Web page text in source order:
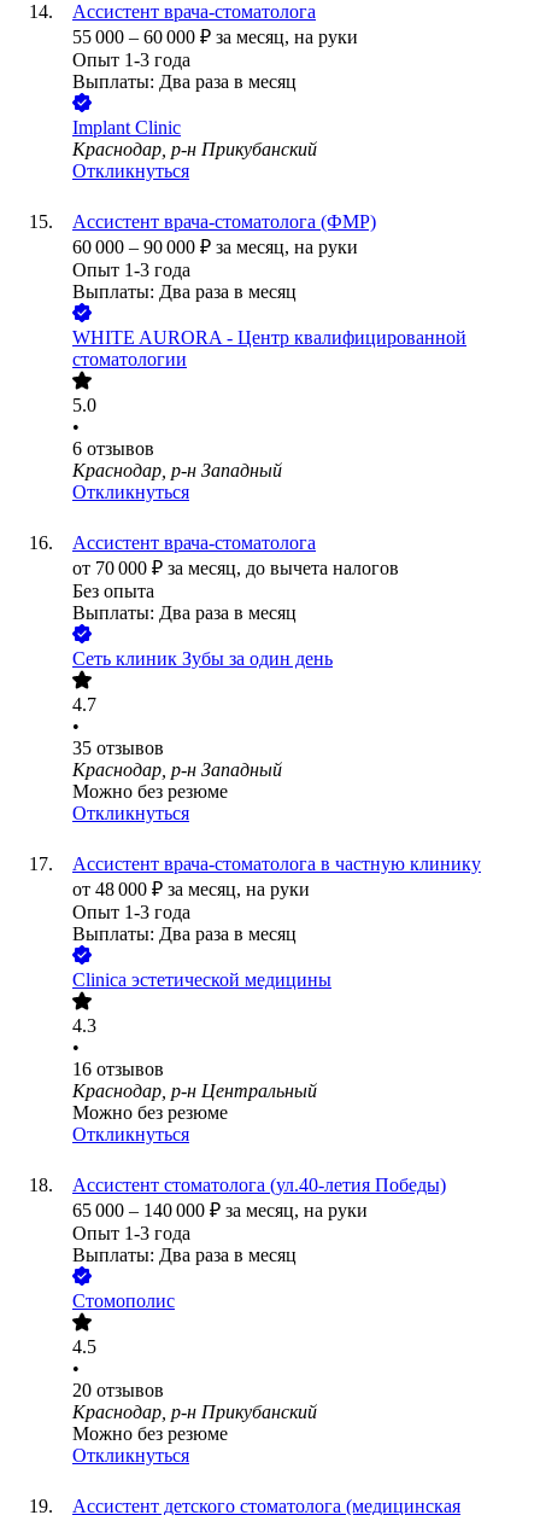
Ассистент врача-стоматолога
55 000 – 60 000 ₽ за месяц, на руки
Опыт 1-3 года
Выплаты: Два раза в месяц
Implant Clinic
Краснодар, р-н Прикубанский
Откликнуться
Ассистент врача-стоматолога (ФМР)
60 000 – 90 000 ₽ за месяц, на руки
Опыт 1-3 года
Выплаты: Два раза в месяц
WHITE AURORA - Центр квалифицированной
стоматологии
5.0
•
6 отзывов
Краснодар, р-н Западный
Откликнуться
Ассистент врача-стоматолога
от 70 000 ₽ за месяц, до вычета налогов
Без опыта
Выплаты: Два раза в месяц
Сеть клиник Зубы за один день
4.7
•
35 отзывов
Краснодар, р-н Западный
Можно без резюме
Откликнуться
Ассистент врача-стоматолога в частную клинику
от 48 000 ₽ за месяц, на руки
Опыт 1-3 года
Выплаты: Два раза в месяц
Clinica эстетической медицины
4.3
•
16 отзывов
Краснодар, р-н Центральный
Можно без резюме
Откликнуться
Ассистент стоматолога (ул.40-летия Победы)
65 000 – 140 000 ₽ за месяц, на руки
Опыт 1-3 года
Выплаты: Два раза в месяц
Стомополис
4.5
•
20 отзывов
Краснодар, р-н Прикубанский
Можно без резюме
Откликнуться
Ассистент детского стоматолога (медицинская